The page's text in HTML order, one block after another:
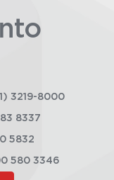
3219-8000
8337
5832
580 3346